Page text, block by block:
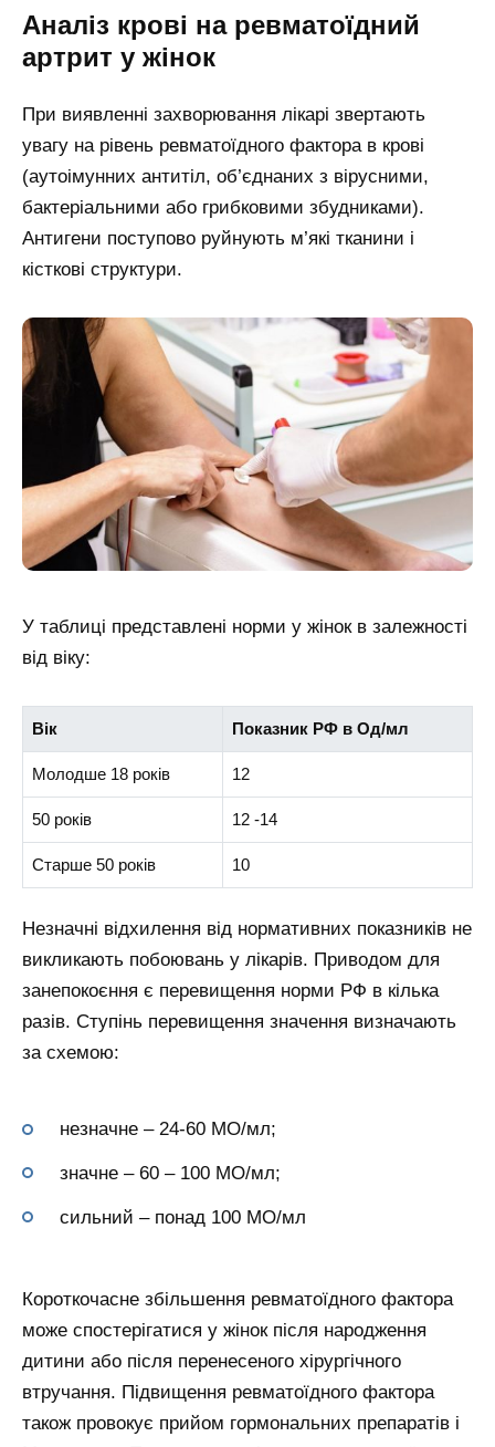
Аналіз крові на ревматоїдний
артрит у жінок
При виявленні захворювання лікарі звертають
увагу на рівень ревматоїдного фактора в крові
(аутоімунних антитіл, об’єднаних з вірусними,
бактеріальними або грибковими збудниками).
Антигени поступово руйнують м’які тканини і
кісткові структури.
У таблиці представлені норми у жінок в залежності
від віку:
Вік Показник РФ в Од/мл
Молодше 18 років 12
50 років 12 -14
Старше 50 років 10
Незначні відхилення від нормативних показників не
викликають побоювань у лікарів. Приводом для
занепокоєння є перевищення норми РФ в кілька
разів. Ступінь перевищення значення визначають
за схемою:
незначне – 24-60 МО/мл;
значне – 60 – 100 МО/мл;
сильний – понад 100 МО/мл
Короткочасне збільшення ревматоїдного фактора
може спостерігатися у жінок після народження
дитини або після перенесеного хірургічного
втручання. Підвищення ревматоїдного фактора
також провокує прийом гормональних препаратів і